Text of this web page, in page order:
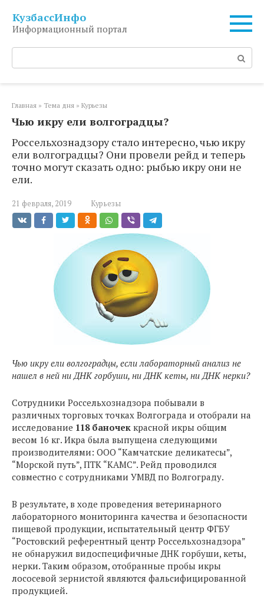
контенту
КузбассИнфо
Информационный портал
Поиск:
Главная » Тема дня » Курьезы
Чью икру ели волгоградцы?
Россельхознадзору стало интересно, чью икру
ели волгоградцы? Они провели рейд и теперь
точно могут сказать одно: рыбью икру они не
ели.
21 февраля, 2019 Курьезы
Чью икру ели волгоградцы, если лабораторный анализ не
нашел в ней ни ДНК горбуши, ни ДНК кеты, ни ДНК нерки?
Сотрудники Россельхознадзора побывали в
различных торговых точках Волгограда и отобрали на
исследование 118 баночек красной икры общим
весом 16 кг. Икра была выпущена следующими
производителями: ООО “Камчатские деликатесы”,
“Морской путь”, ПТК “КАМС”. Рейд проводился
совместно с сотрудниками УМВД по Волгограду.
В результате, в ходе проведения ветеринарного
лабораторного мониторинга качества и безопасности
пищевой продукции, испытательный центр ФГБУ
“Ростовский референтный центр Россельхознадзора”
не обнаружил видоспецифичные ДНК горбуши, кеты,
нерки. Таким образом, отобранные пробы икры
лососевой зернистой являются фальсифицированной
продукцией.